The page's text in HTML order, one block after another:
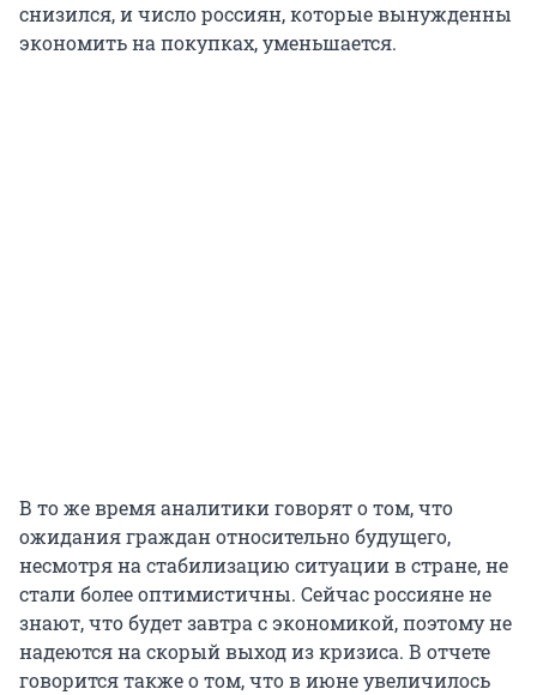
снизился, и число россиян, которые вынужденны
экономить на покупках, уменьшается.
В то же время аналитики говорят о том, что
ожидания граждан относительно будущего,
несмотря на стабилизацию ситуации в стране, не
стали более оптимистичны. Сейчас россияне не
знают, что будет завтра с экономикой, поэтому не
надеются на скорый выход из кризиса. В отчете
говорится также о том, что в июне увеличилось